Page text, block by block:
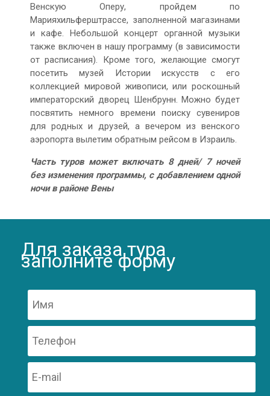
Венскую Оперу, пройдем по
Марияхильферштрассе, заполненной магазинами
и кафе. Небольшой концерт органной музыки
также включен в нашу программу (в зависимости
от расписания). Кроме того, желающие смогут
посетить музей Истории искусств с его
коллекцией мировой живописи, или роскошный
императорский дворец Шенбрунн. Можно будет
посвятить немного времени поиску сувениров
для родных и друзей, а вечером из венского
аэропорта вылетим обратным рейсом в Израиль.
Часть туров может включать 8 дней/ 7 ночей
без изменения программы, с добавлением одной
ночи в районе Вены
Для заказа тура
заполните форму